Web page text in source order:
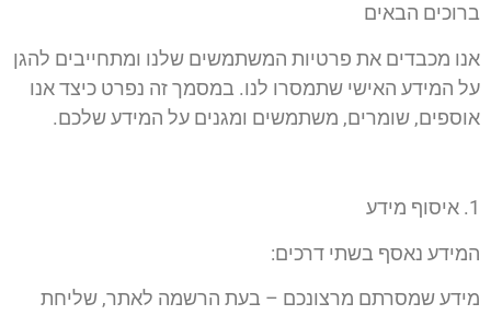
ברוכים הבאים
אנו מכבדים את פרטיות המשתמשים שלנו ומתחייבים להגן
על המידע האישי שתמסרו לנו. במסמך זה נפרט כיצד אנו
אוספים, שומרים, משתמשים ומגנים על המידע שלכם.
1.⁠ ⁠איסוף מידע
המידע נאסף בשתי דרכים:
מידע שמסרתם מרצונכם – בעת הרשמה לאתר, שליחת